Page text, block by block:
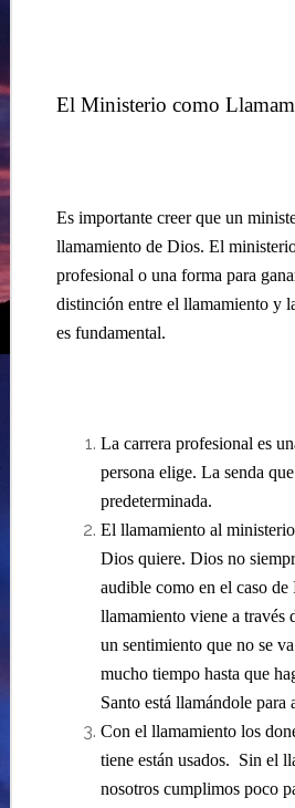
El Ministerio como
Es importante creer que un
llamamiento de Dios. El
profesional o una forma para
distinción entre el llamamiento y
es fundamental.
La carrera profesional es
persona elige. La senda
predeterminada.
El llamamiento al
Dios quiere. Dios no
audible como en el caso de
llamamiento viene a través
un sentimiento que no se
mucho tiempo hasta que
Santo está llamándole para
Con el llamamiento los
tiene están usados. Sin el
nosotros cumplimos poco